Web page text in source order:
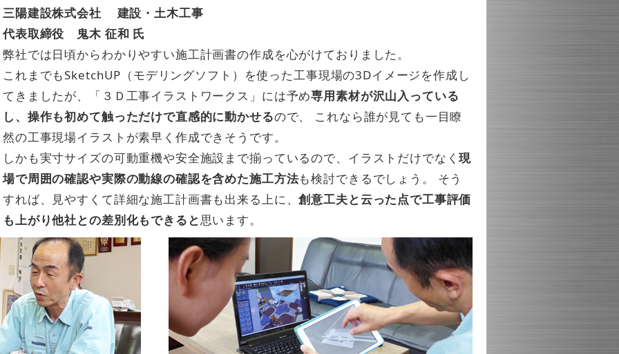
三陽建設株式会社 建設・土木工事
代表取締役 鬼木 征和 氏
弊社では日頃からわかりやすい施工計画書の作成を心がけておりました。
これまでもSketchUP（モデリングソフト）を使った工事現場の3Dイメージを作成し
てきましたが、「３Ｄ工事イラストワークス」には予め専用素材が沢山入っている
し、操作も初めて触っただけで直感的に動かせるので、 これなら誰が見ても一目瞭
然の工事現場イラストが素早く作成できそうです。
しかも実寸サイズの可動重機や安全施設まで揃っているので、イラストだけでなく現
場で周囲の確認や実際の動線の確認を含めた施工方法も検討できるでしょう。 そう
すれば、見やすくて詳細な施工計画書も出来る上に、創意工夫と云った点で工事評価
も上がり他社との差別化もできると思います。